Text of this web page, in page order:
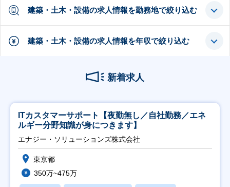
建築・土木・設備の求人情報を勤務地で絞り込む
建築・土木・設備の求人情報を年収で絞り込む
新着求人
ITカスタマーサポート【夜勤無し／自社勤務／エネ
ルギー分野知識が身につきます】
エナジー・ソリューションズ株式会社
東京都
350万~475万